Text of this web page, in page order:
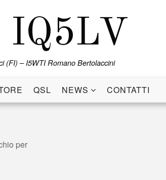
(FI) – I5WTI Romano Bertolaccini
QSL NEWS CONTATTI
per